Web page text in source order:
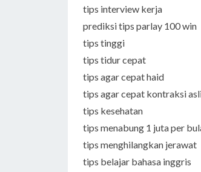
tips interview kerja
prediksi tips parlay 100 win
tips tinggi
tips tidur cepat
tips agar cepat haid
tips agar cepat kontraksi
tips kesehatan
tips menabung 1 juta per
tips menghilangkan jerawat
tips belajar bahasa inggris